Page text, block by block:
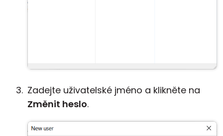
Zadejte uživatelské jméno a klikněte na
Změnit heslo.